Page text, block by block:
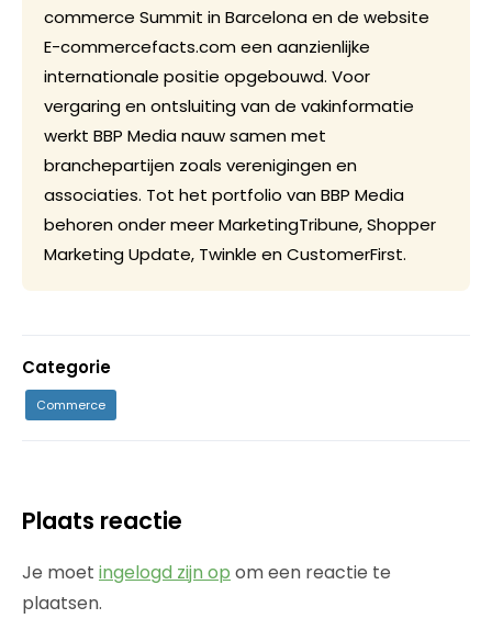
commerce Summit in Barcelona en de website
E-commercefacts.com een aanzienlijke
internationale positie opgebouwd. Voor
vergaring en ontsluiting van de vakinformatie
werkt BBP Media nauw samen met
branchepartijen zoals verenigingen en
associaties. Tot het portfolio van BBP Media
behoren onder meer MarketingTribune, Shopper
Marketing Update, Twinkle en CustomerFirst.
Categorie
Commerce
Plaats reactie
Je moet ingelogd zijn op om een reactie te
plaatsen.